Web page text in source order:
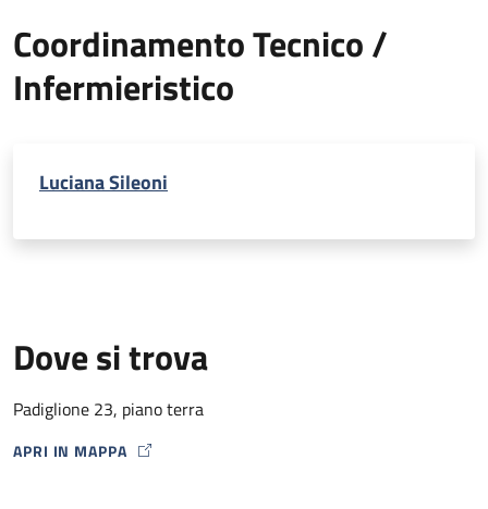
Coordinamento Tecnico /
Infermieristico
Luciana Sileoni
Dove si trova
Padiglione 23, piano terra
APRI IN MAPPA
MAP ICON